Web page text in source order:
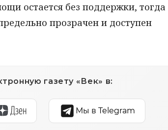
остается без поддержки, тогда
прозрачен и доступен
газету «Век» в:
Мы в Telegram